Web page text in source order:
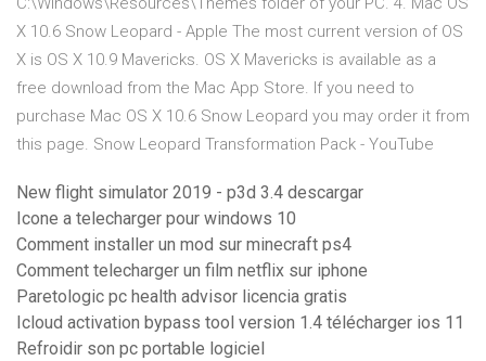
X 10.6 Snow Leopard - Apple The most current version of OS
X is OS X 10.9 Mavericks. OS X Mavericks is available as a
free download from the Mac App Store. If you need to
purchase Mac OS X 10.6 Snow Leopard you may order it from
this page. Snow Leopard Transformation Pack - YouTube
New flight simulator 2019 - p3d 3.4 descargar
Icone a telecharger pour windows 10
Comment installer un mod sur minecraft ps4
Comment telecharger un film netflix sur iphone
Paretologic pc health advisor licencia gratis
Icloud activation bypass tool version 1.4 télécharger ios 11
Refroidir son pc portable logiciel